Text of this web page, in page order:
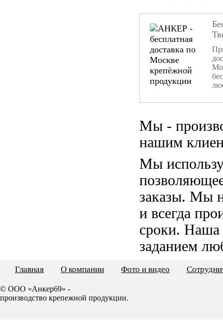
Мы -
нашим
Мы
заказы. Мы
и всегда
сроки. Наша
заданием
Главная О компании Фото и видео
© ООО «Анкер69» -
производство крепежной продукции.